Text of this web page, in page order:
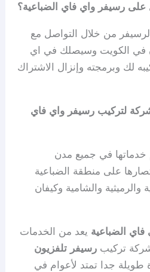
رسيفر واي فاي الضباعية؟
من خلال التواصل مع
في الكويت وسيصلك في اي
لك وبرمجته وإنزال الاشتراك
لتركيب رسيفر واي فاي
خدماتها في جميع مدن
على منطقة الضباعية
والشامية وكيفان
الضباعية يعد من الخدمات
شركة تركيبرسيفر تلفزيون
طويلة جدا تمتد لأعوام في